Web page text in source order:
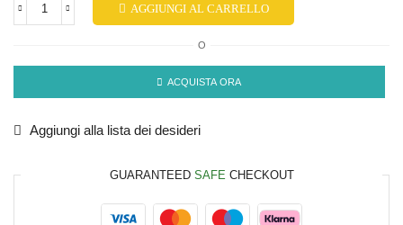
AGGIUNGI AL CARRELLO
O
ACQUISTA ORA
Aggiungi alla lista dei desideri
GUARANTEED SAFE CHECKOUT